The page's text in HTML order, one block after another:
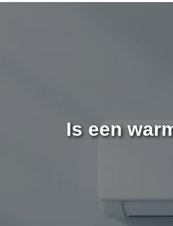
Is een